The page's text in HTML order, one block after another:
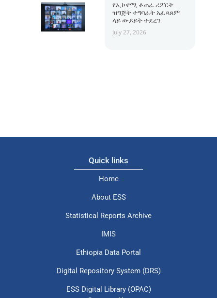
የኢኮኖሚ ቆጠራ ሪፖርት
ዝግጅት ተግባራት አፈጻጸም
ላይ ውይይት ተደረገ
July 27, 2026
Quick links
Home
About ESS
Statistical Reports Archive
IMIS
Ethiopia Data Portal
Digital Repository System (DRS)
ESS Digital Library (OPAC)